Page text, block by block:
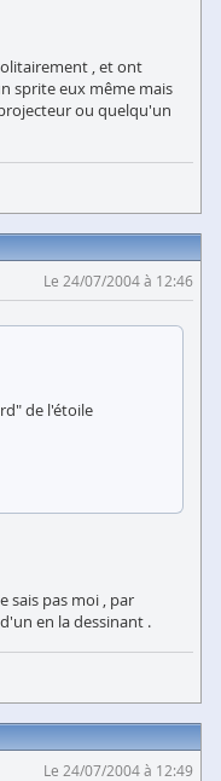
, et ont
sprite eux même mais
ou quelqu'un
Le 24/07/2004 à 12:46
de l'étoile
sais pas moi , par
en la dessinant .
Le 24/07/2004 à 12:49